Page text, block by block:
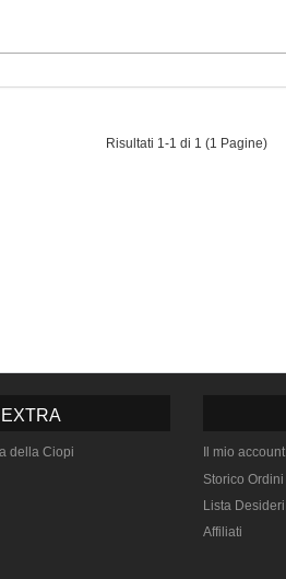
Risultati 1-1 di 1 (1 Pagine)
EXTRA
della Ciopi
Il mio account
Storico Ordini
Lista Desideri
Affiliati